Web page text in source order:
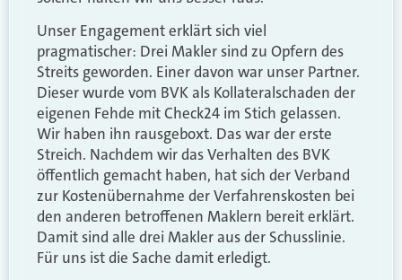
Unser Engagement erklärt sich viel
pragmatischer: Drei Makler sind zu Opfern des
Streits geworden. Einer davon war unser Partner.
Dieser wurde vom BVK als Kollateralschaden der
eigenen Fehde mit Check24 im Stich gelassen.
Wir haben ihn rausgeboxt. Das war der erste
Streich. Nachdem wir das Verhalten des BVK
öffentlich gemacht haben, hat sich der Verband
zur Kostenübernahme der Verfahrenskosten bei
den anderen betroffenen Maklern bereit erklärt.
Damit sind alle drei Makler aus der Schusslinie.
Für uns ist die Sache damit erledigt.